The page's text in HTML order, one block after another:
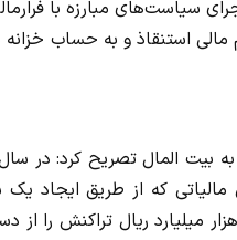
سیاست‌های مبارزه با
جرایم مالی استنقاذ و به حساب
المال تصریح کرد: در
که از طریق ایجاد یک
از حساب‌های اجاره‌ای و یا سرقت هویت اشخاص بی بضاعت، بیش از ۵۰ هزار